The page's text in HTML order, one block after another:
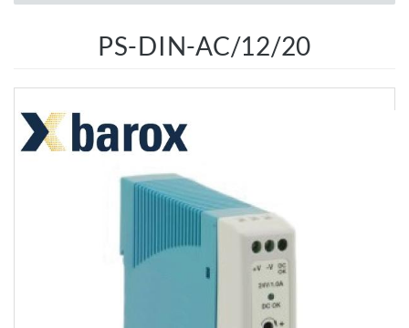
PS-DIN-AC/12/20